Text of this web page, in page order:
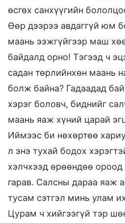
өсгөх санхүүгийн
Өөр дээрээ авдаггүй юм
маань ээжгүйгээр маш
байдалд орно! Тэгээд ч
садан төрлийнхөн маань
болж байна? Гадаадад
хэрэг боловч, биднийг
маань яаж хүний царай
Иймээс би нөхөртөө
л энэ тухай бодох
хэлчхээд өрөөндөө ороод
гарав. Салсны дараа яаж
тусам сэтгэл минь улам
Цурам ч хийгээгүй тэр